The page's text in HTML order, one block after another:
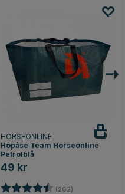
HORSEONLINE
Höpåse Team Horseonline
Petrolblå
49 kr
Betyg: (262)